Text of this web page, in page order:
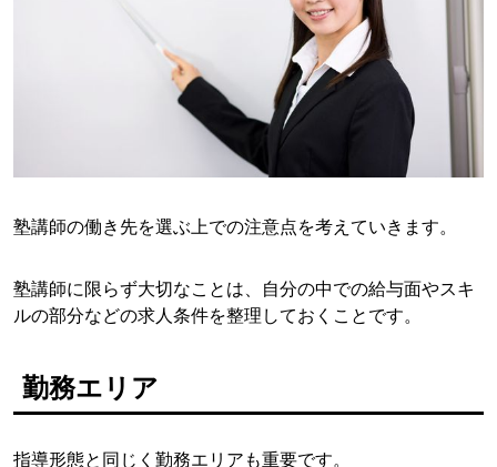
塾講師の働き先を選ぶ上での注意点を考えていきます。
塾講師に限らず大切なことは、自分の中での給与面やスキ
ルの部分などの求人条件を整理しておくことです。
勤務エリア
指導形態と同じく勤務エリアも重要です。